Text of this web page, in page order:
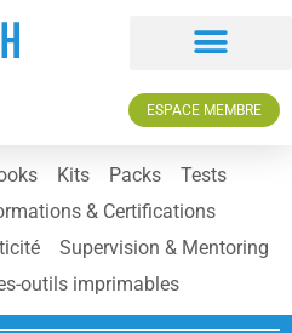
ESPACE MEMBRE
Kits Packs
Tests
& Certifications
Supervision & Mentoring
outils imprimables